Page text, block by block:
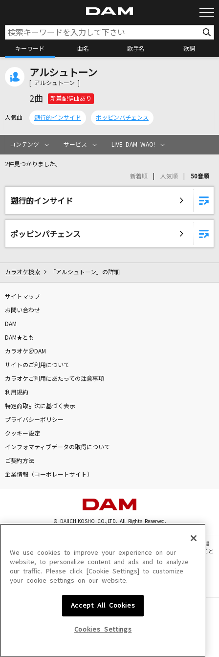
キーワード 曲名 歌手名 歌詞
カラオケ検索
カラオケリクエスト
リアルタイムで歌われている曲の一覧
SOUVENIR(「SPY×FAMILY」アニメバージョン)
BUMP OF CHICKEN
キム・ヨンジャ
[生音]つよがるガール feat. もっさ(ネクライト
ーキー)
[生音]マリア
T-BOLAN
紅蓮華
LiSA
好きすぎて滅！
[生音]ただ君に晴れ
ヨルシカ
もっと見る
DAMの新曲・ランキングなど
アルシュトーン
[ アルシュトーン ]
2曲 新着配信曲あり
人気曲 遡行的インサイド ポッピンパチェンス
コンテンツ サービス LIVE DAM WAO!
2件見つかりました。
新着順 人気順 50音順
遡行的インサイド
ポッピンパチェンス
カラオケ検索 「アルシュトーン」の詳細
サイトマップ
お問い合わせ
DAM
DAM★とも
カラオケ＠DAM
サイトのご利用について
カラオケご利用にあたっての注意事項
利用規約
特定商取引法に基づく表示
プライバシーポリシー
クッキー設定
インフォマティブデータの取得について
ご契約方法
企業情報（コーポレートサイト）
© DAIICHIKOSHO CO.,LTD. All Rights Reserved.
このサイトに掲載されている一切の文章・画像・写真・動画・音声等を、手段や形態
を問わず、著作権法の定める範囲を超えて無断で複製、転載、ファイル化などすること
を禁じます。
楽曲及びコンテンツは、機種によりご利用いただけない場合があります。
楽曲及びコンテンツの配信日、配信内容が変更になる場合があります。
We use cookies to improve your experience on our
website, to personalize content and ads and to analyze
our traffic. Please click [Cookie Settings] to customize
your cookie settings on our website.
Accept All Cookies
Cookies Settings